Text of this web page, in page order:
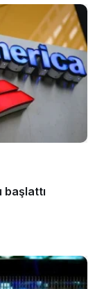
başlattı